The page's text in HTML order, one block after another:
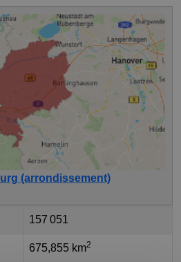
(arrondissement)
157 051
675,855 km2